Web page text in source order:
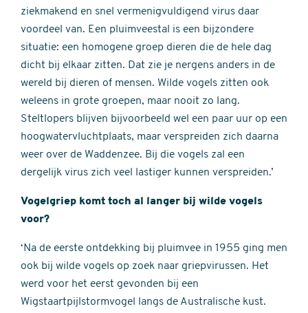
ziekmakend en snel vermenigvuldigend virus daar
voordeel van. Een pluimveestal is een bijzondere
situatie: een homogene groep dieren die de hele dag
dicht bij elkaar zitten. Dat zie je nergens anders in de
wereld bij dieren of mensen. Wilde vogels zitten ook
weleens in grote groepen, maar nooit zo lang.
Steltlopers blijven bijvoorbeeld wel een paar uur op een
hoogwatervluchtplaats, maar verspreiden zich daarna
weer over de Waddenzee. Bij die vogels zal een
dergelijk virus zich veel lastiger kunnen verspreiden.’
Vogelgriep komt toch al langer bij wilde vogels
voor?
‘Na de eerste ontdekking bij pluimvee in 1955 ging men
ook bij wilde vogels op zoek naar griepvirussen. Het
werd voor het eerst gevonden bij een
Wigstaartpijlstormvogel langs de Australische kust.